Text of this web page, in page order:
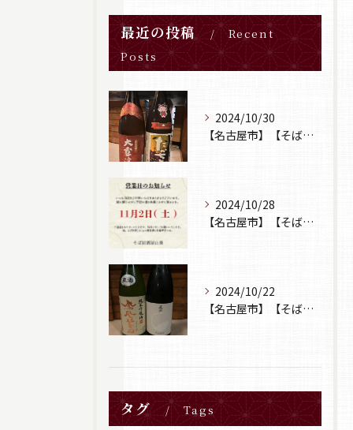
最近の投稿
Recent
Posts
2024/10/30
【名古屋市】【そば居酒屋山葵】【日本酒】
2024/10/28
【名古屋市】【そば居酒屋山葵】【営業日のお知らせ】
2024/10/22
【名古屋市】【そば居酒屋山葵】【日本酒】
タグ Tags